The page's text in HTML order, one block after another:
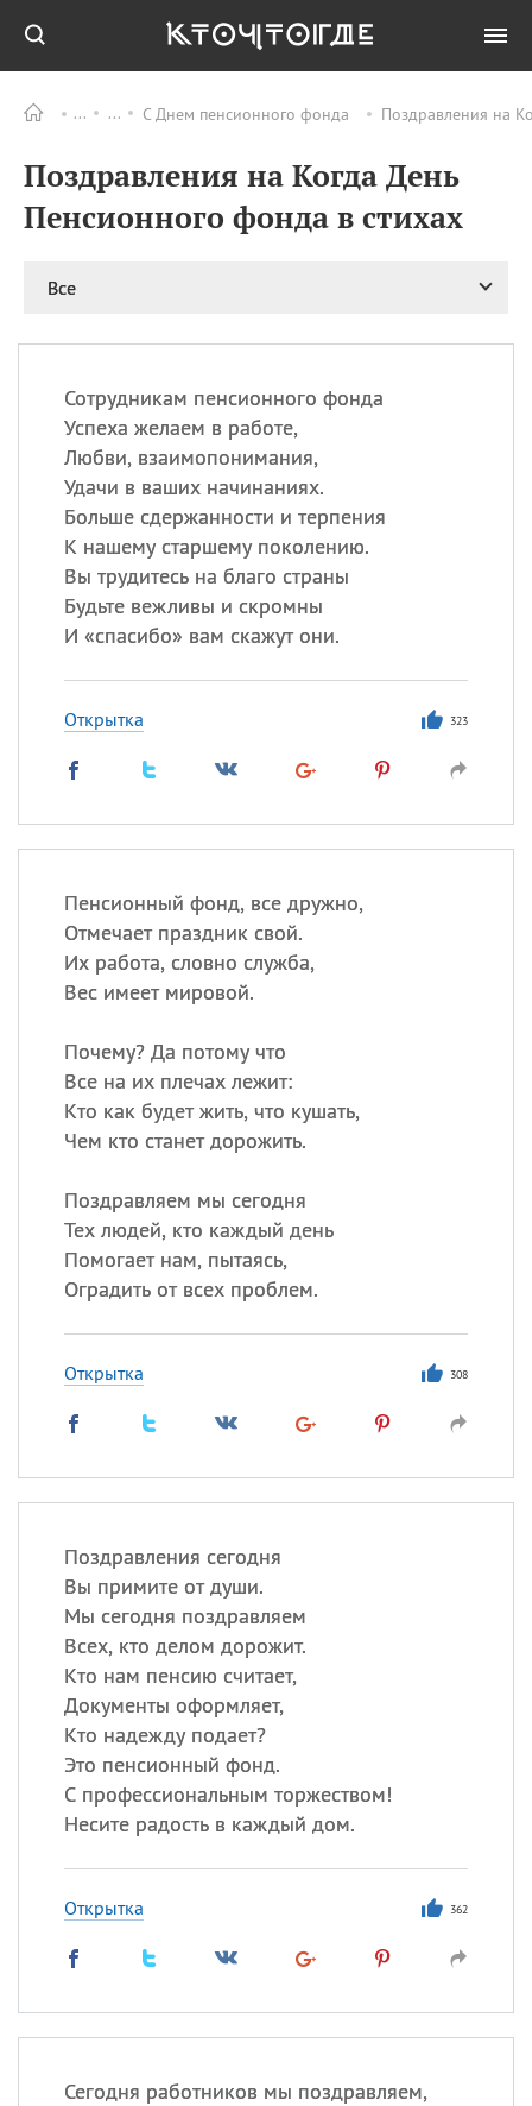
С Днем пенсионного фонда Поздравления на
Поздравления на Когда День
Пенсионного фонда в стихах
Все
Сотрудникам пенсионного фонда
Успеха желаем в работе,
Любви, взаимопонимания,
Удачи в ваших начинаниях.
Больше сдержанности и терпения
К нашему старшему поколению.
Вы трудитесь на благо страны
Будьте вежливы и скромны
И «спасибо» вам скажут они.
Открытка 323
Пенсионный фонд, все дружно,
Отмечает праздник свой.
Их работа, словно служба,
Вес имеет мировой.
Почему? Да потому что
Все на их плечах лежит:
Кто как будет жить, что кушать,
Чем кто станет дорожить.
Поздравляем мы сегодня
Тех людей, кто каждый день
Помогает нам, пытаясь,
Оградить от всех проблем.
Открытка 308
Поздравления сегодня
Вы примите от души.
Мы сегодня поздравляем
Всех, кто делом дорожит.
Кто нам пенсию считает,
Документы оформляет,
Кто надежду подает?
Это пенсионный фонд.
С профессиональным торжеством!
Несите радость в каждый дом.
Открытка 362
Сегодня работников мы поздравляем,
ПРАЗДНИКИ Все
06.08 Преображение
Господне у западных
христиан
Романа и Давида
День ассирийских
мучеников
маяка
Бояка
ИМЕНА
Сегодня празднуют именины
, Афанасий,Борис
происхождение